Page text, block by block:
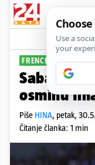
FRENCH OPEN
osminu
Piše HINA, petak,
Čitanje članka: 1 min